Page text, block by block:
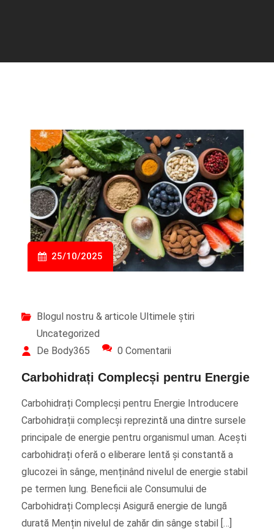
25/10/2025
Blogul nostru & articole Ultimele știri
Uncategorized
De Body365
0 Comentarii
Carbohidrați Complecși pentru Energie
Carbohidrați Complecși pentru Energie Introducere
Carbohidrații complecși reprezintă una dintre sursele
principale de energie pentru organismul uman. Acești
carbohidrați oferă o eliberare lentă și constantă a
glucozei în sânge, menținând nivelul de energie stabil
pe termen lung. Beneficii ale Consumului de
Carbohidrați Complecși Asigură energie de lungă
durată Mențin nivelul de zahăr din sânge stabil […]